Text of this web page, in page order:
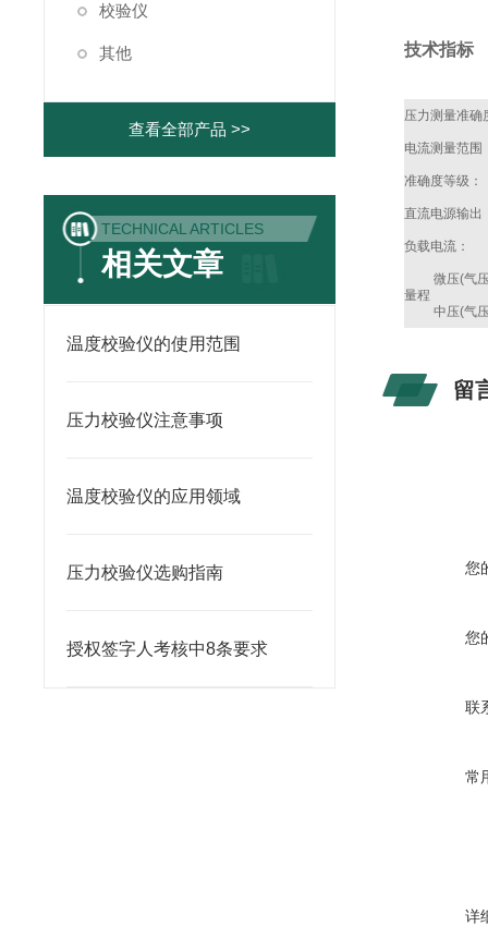
校验仪
其他
查看全部产品 >>
TECHNICAL ARTICLES
相关文章
温度校验仪的使用范围
压力校验仪注意事项
温度校验仪的应用领域
压力校验仪选购指南
授权签字人考核中8条要求
技术指标
压力测量准确
电流测量范围
准确度等级：
直流电源输出
负载电流：
量程
微压(气
中压(气
留
您
您
联
常
详